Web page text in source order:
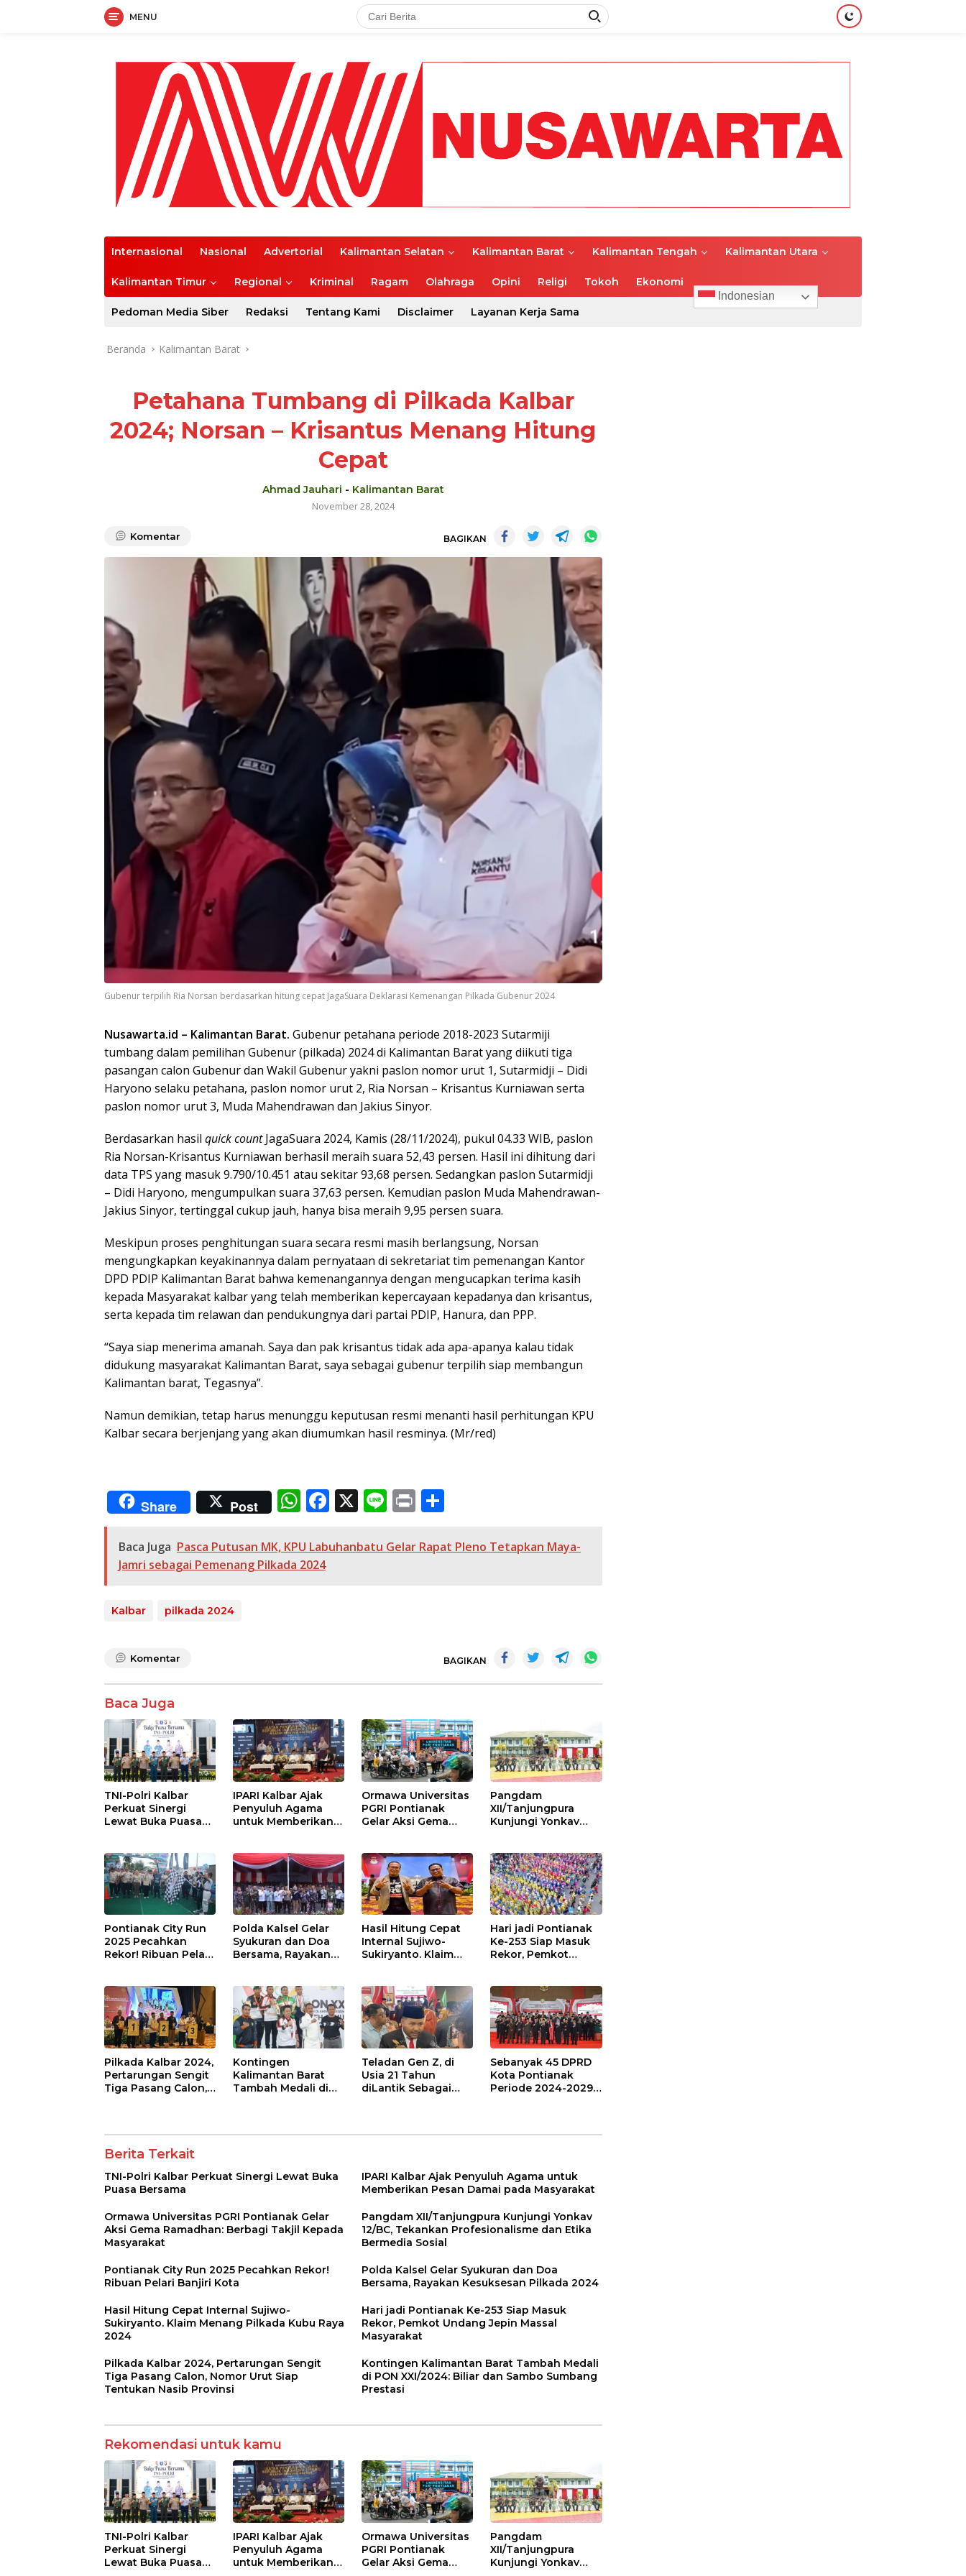
MENU
Internasional Nasional Advertorial Kalimantan Selatan Kalimantan Barat Kalimantan Tengah Kalimantan Utara
Kalimantan Timur Regional Kriminal Ragam Olahraga Opini Religi Tokoh Ekonomi
Indonesian
Pedoman Media Siber Redaksi Tentang Kami Disclaimer Layanan Kerja Sama
Beranda Kalimantan Barat
Petahana Tumbang di Pilkada Kalbar
2024; Norsan – Krisantus Menang Hitung
Cepat
Ahmad Jauhari - Kalimantan Barat
November 28, 2024
Komentar BAGIKAN
Gubenur terpilih Ria Norsan berdasarkan hitung cepat JagaSuara Deklarasi Kemenangan Pilkada Gubenur 2024
Nusawarta.id – Kalimantan Barat. Gubenur petahana periode 2018-2023 Sutarmiji
tumbang dalam pemilihan Gubenur (pilkada) 2024 di Kalimantan Barat yang diikuti tiga
pasangan calon Gubenur dan Wakil Gubenur yakni paslon nomor urut 1, Sutarmidji – Didi
Haryono selaku petahana, paslon nomor urut 2, Ria Norsan – Krisantus Kurniawan serta
paslon nomor urut 3, Muda Mahendrawan dan Jakius Sinyor.
Berdasarkan hasil quick countJagaSuara 2024, Kamis (28/11/2024), pukul 04.33 WIB, paslon
Ria Norsan-Krisantus Kurniawan berhasil meraih suara 52,43 persen. Hasil ini dihitung dari
data TPS yang masuk 9.790/10.451 atau sekitar 93,68 persen. Sedangkan paslon Sutarmidji
– Didi Haryono, mengumpulkan suara 37,63 persen. Kemudian paslon Muda Mahendrawan-
Jakius Sinyor, tertinggal cukup jauh, hanya bisa meraih 9,95 persen suara.
Meskipun proses penghitungan suara secara resmi masih berlangsung, Norsan
mengungkapkan keyakinannya dalam pernyataan di sekretariat tim pemenangan Kantor
DPD PDIP Kalimantan Barat bahwa kemenangannya dengan mengucapkan terima kasih
kepada Masyarakat kalbar yang telah memberikan kepercayaan kepadanya dan krisantus,
serta kepada tim relawan dan pendukungnya dari partai PDIP, Hanura, dan PPP.
“Saya siap menerima amanah. Saya dan pak krisantus tidak ada apa-apanya kalau tidak
didukung masyarakat Kalimantan Barat, saya sebagai gubenur terpilih siap membangun
Kalimantan barat, Tegasnya”.
Namun demikian, tetap harus menunggu keputusan resmi menanti hasil perhitungan KPU
Kalbar secara berjenjang yang akan diumumkan hasil resminya. (Mr/red)
Share Post W
at
s
F
e
X Li
e
Pr
t ar
Baca Juga Pasca Putusan MK, KPU Labuhanbatu Gelar Rapat Pleno Tetapkan Maya-
Jamri sebagai Pemenang Pilkada 2024
Kalbar pilkada 2024
Komentar BAGIKAN
Baca Juga
TNI-Polri Kalbar
Perkuat Sinergi
Lewat Buka Puasa
IPARI Kalbar Ajak
Penyuluh Agama
untuk Memberikan
Ormawa Universitas
PGRI Pontianak
Gelar Aksi Gema
Masyarakat
Pangdam
XII/Tanjungpura
Kunjungi Yonkav
Etika Bermedia
Sosial
Pontianak City Run
2025 Pecahkan
Rekor! Ribuan Pelari
Polda Kalsel Gelar
Syukuran dan Doa
Bersama, Rayakan
Hasil Hitung Cepat
Internal Sujiwo-
Sukiryanto. Klaim
Hari jadi Pontianak
Ke-253 Siap Masuk
Rekor, Pemkot
Pilkada Kalbar 2024,
Pertarungan Sengit
Tiga Pasang Calon,
Kontingen
Kalimantan Barat
Tambah Medali di
Teladan Gen Z, di
Usia 21 Tahun
diLantik Sebagai
Sebanyak 45 DPRD
Kota Pontianak
Periode 2024-2029
Berita Terkait
TNI-Polri Kalbar Perkuat Sinergi Lewat Buka
Puasa Bersama
IPARI Kalbar Ajak Penyuluh Agama untuk
Memberikan Pesan Damai pada Masyarakat
Ormawa Universitas PGRI Pontianak Gelar
Aksi Gema Ramadhan: Berbagi Takjil Kepada
Masyarakat
Pangdam XII/Tanjungpura Kunjungi Yonkav
12/BC, Tekankan Profesionalisme dan Etika
Bermedia Sosial
Pontianak City Run 2025 Pecahkan Rekor!
Ribuan Pelari Banjiri Kota
Polda Kalsel Gelar Syukuran dan Doa
Bersama, Rayakan Kesuksesan Pilkada 2024
Hasil Hitung Cepat Internal Sujiwo-
Sukiryanto. Klaim Menang Pilkada Kubu Raya
2024
Hari jadi Pontianak Ke-253 Siap Masuk
Rekor, Pemkot Undang Jepin Massal
Masyarakat
Pilkada Kalbar 2024, Pertarungan Sengit
Tiga Pasang Calon, Nomor Urut Siap
Tentukan Nasib Provinsi
Kontingen Kalimantan Barat Tambah Medali
di PON XXI/2024: Biliar dan Sambo Sumbang
Prestasi
Rekomendasi untuk kamu
TNI-Polri Kalbar
Perkuat Sinergi
Lewat Buka Puasa
IPARI Kalbar Ajak
Penyuluh Agama
untuk Memberikan
Ormawa Universitas
PGRI Pontianak
Gelar Aksi Gema
Pangdam
XII/Tanjungpura
Kunjungi Yonkav